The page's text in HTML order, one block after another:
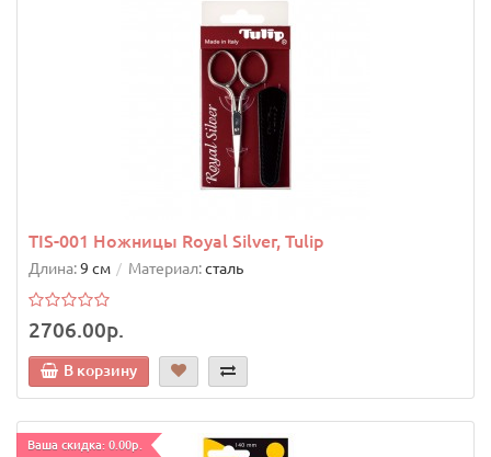
TIS-001 Ножницы Royal Silver, Tulip
Длина:9 см Материал:сталь
2706.00р.
В корзину
Ваша скидка: 0.00р.